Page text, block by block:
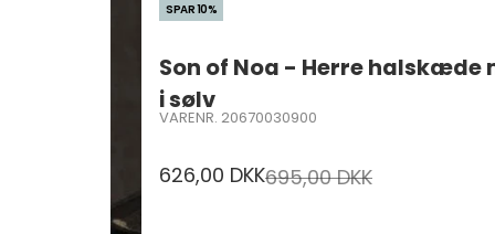
SPAR 10%
Son of Noa - Herre
i sølv
VARENR. 20670030900
Salgspris
626,00 DKKNormalpris
695,00 DKK